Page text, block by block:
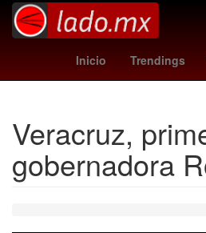
Inicio Trendings
Capital Humano
Veracruz,
gobernadora